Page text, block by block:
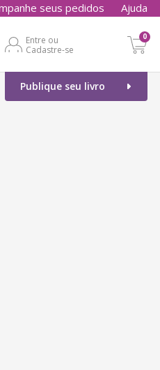
seus pedidos Ajuda
Entre ou
Cadastre-se
0
Publique seu livro